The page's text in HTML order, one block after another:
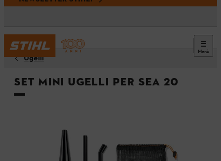
Menù
Ugelli
Set mini ugelli per SEA 20